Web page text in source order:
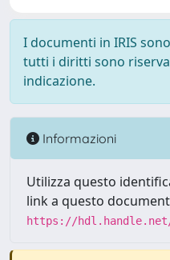
I documenti in IRIS
tutti i diritti sono
indicazione.
Informazioni
Utilizza questo
link a questo
https://hdl.handle.net/